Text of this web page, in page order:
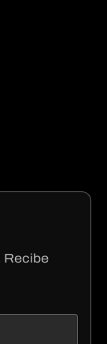
Recibe